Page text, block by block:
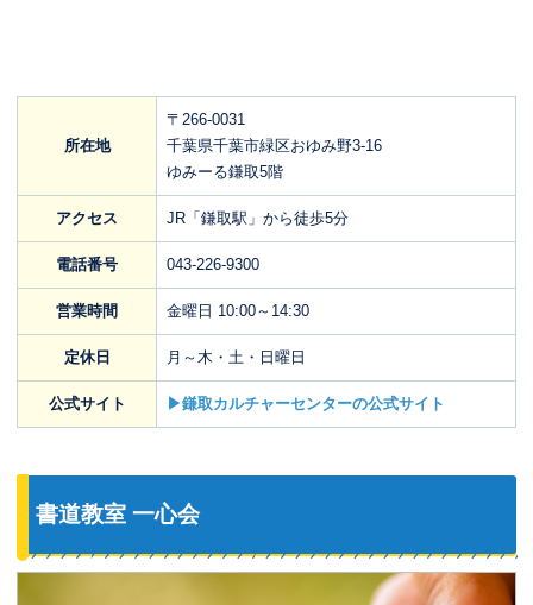
所在地
〒266-0031
千葉県千葉市緑区おゆみ野3-16
ゆみーる鎌取5階
アクセス JR「鎌取駅」から徒歩5分
電話番号 043-226-9300
営業時間 金曜日 10:00～14:30
定休日 月～木・土・日曜日
公式サイト ▶鎌取カルチャーセンターの公式サイト
書道教室 一心会